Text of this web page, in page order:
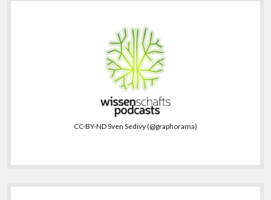
CC-BY-ND Sven Sedivy (@graphorama)